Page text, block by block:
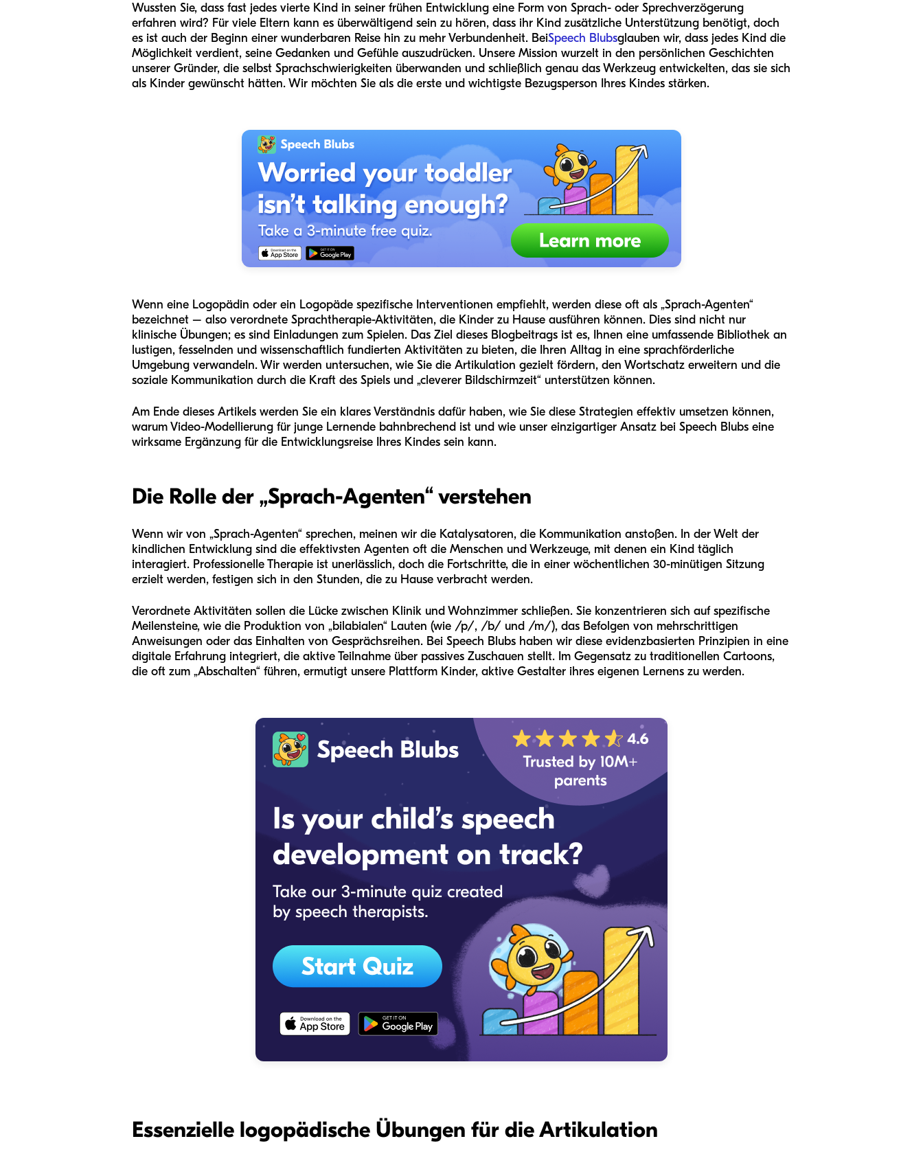
Wussten Sie, dass fast jedes vierte Kind in seiner frühen Entwicklung eine Form von Sprach- oder Sprechverzögerung
erfahren wird? Für viele Eltern kann es überwältigend sein zu hören, dass ihr Kind zusätzliche Unterstützung benötigt, doch
es ist auch der Beginn einer wunderbaren Reise hin zu mehr Verbundenheit. BeiSpeech Blubsglauben wir, dass jedes Kind die
Möglichkeit verdient, seine Gedanken und Gefühle auszudrücken. Unsere Mission wurzelt in den persönlichen Geschichten
unserer Gründer, die selbst Sprachschwierigkeiten überwanden und schließlich genau das Werkzeug entwickelten, das sie sich
als Kinder gewünscht hätten. Wir möchten Sie als die erste und wichtigste Bezugsperson Ihres Kindes stärken.
Wenn eine Logopädin oder ein Logopäde spezifische Interventionen empfiehlt, werden diese oft als „Sprach-Agenten“
bezeichnet – also verordnete Sprachtherapie-Aktivitäten, die Kinder zu Hause ausführen können. Dies sind nicht nur
klinische Übungen; es sind Einladungen zum Spielen. Das Ziel dieses Blogbeitrags ist es, Ihnen eine umfassende Bibliothek an
lustigen, fesselnden und wissenschaftlich fundierten Aktivitäten zu bieten, die Ihren Alltag in eine sprachförderliche
Umgebung verwandeln. Wir werden untersuchen, wie Sie die Artikulation gezielt fördern, den Wortschatz erweitern und die
soziale Kommunikation durch die Kraft des Spiels und „cleverer Bildschirmzeit“ unterstützen können.
Am Ende dieses Artikels werden Sie ein klares Verständnis dafür haben, wie Sie diese Strategien effektiv umsetzen können,
warum Video-Modellierung für junge Lernende bahnbrechend ist und wie unser einzigartiger Ansatz bei Speech Blubs eine
wirksame Ergänzung für die Entwicklungsreise Ihres Kindes sein kann.
Die Rolle der „Sprach-Agenten“ verstehen
Wenn wir von „Sprach-Agenten“ sprechen, meinen wir die Katalysatoren, die Kommunikation anstoßen. In der Welt der
kindlichen Entwicklung sind die effektivsten Agenten oft die Menschen und Werkzeuge, mit denen ein Kind täglich
interagiert. Professionelle Therapie ist unerlässlich, doch die Fortschritte, die in einer wöchentlichen 30-minütigen Sitzung
erzielt werden, festigen sich in den Stunden, die zu Hause verbracht werden.
Verordnete Aktivitäten sollen die Lücke zwischen Klinik und Wohnzimmer schließen. Sie konzentrieren sich auf spezifische
Meilensteine, wie die Produktion von „bilabialen“ Lauten (wie /p/, /b/ und /m/), das Befolgen von mehrschrittigen
Anweisungen oder das Einhalten von Gesprächsreihen. Bei Speech Blubs haben wir diese evidenzbasierten Prinzipien in eine
digitale Erfahrung integriert, die aktive Teilnahme über passives Zuschauen stellt. Im Gegensatz zu traditionellen Cartoons,
die oft zum „Abschalten“ führen, ermutigt unsere Plattform Kinder, aktive Gestalter ihres eigenen Lernens zu werden.
Essenzielle logopädische Übungen für die Artikulation